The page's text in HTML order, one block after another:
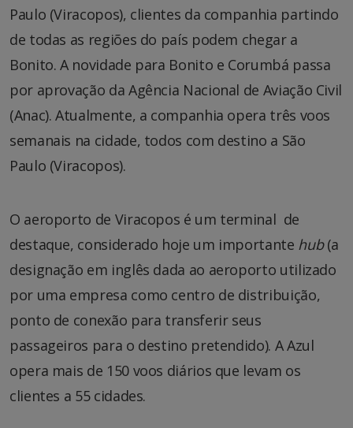
Paulo (Viracopos), clientes da companhia partindo
de todas as regiões do país podem chegar a
Bonito. A novidade para Bonito e Corumbá passa
por aprovação da Agência Nacional de Aviação Civil
(Anac). Atualmente, a companhia opera três voos
semanais na cidade, todos com destino a São
Paulo (Viracopos).
O aeroporto de Viracopos é um terminal de
destaque, considerado hoje um importante hub(a
designação em inglês dada ao aeroporto utilizado
por uma empresa como centro de distribuição,
ponto de conexão para transferir seus
passageiros para o destino pretendido). A Azul
opera mais de 150 voos diários que levam os
clientes a 55 cidades.